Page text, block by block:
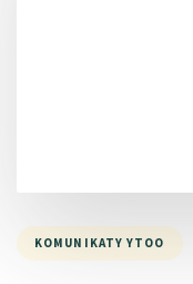
KOMUNIKATY YTOO